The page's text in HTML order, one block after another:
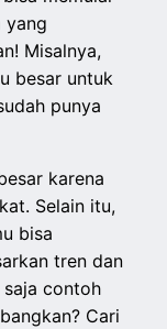
yang
Misalnya,
besar untuk
punya
karena
Selain itu,
bisa
tren dan
contoh
Cari